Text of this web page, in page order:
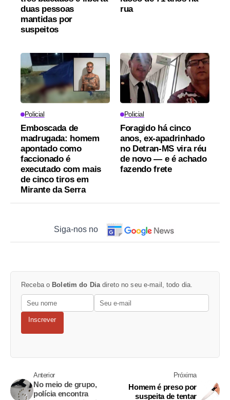
duas pessoas
mantidas por
suspeitos
rua
Policial
Emboscada de
madrugada: homem
apontado como
faccionado é
executado com mais
de cinco tiros em
Mirante da Serra
Policial
Foragido há cinco
anos, ex-apadrinhado
no Detran-MS vira réu
de novo — e é achado
fazendo frete
Siga-nos no
Receba o Boletim do Dia direto no seu e-mail, todo dia.
Inscrever
Anterior
No meio de grupo,
polícia encontra
Próxima
Homem é preso por
suspeita de tentar